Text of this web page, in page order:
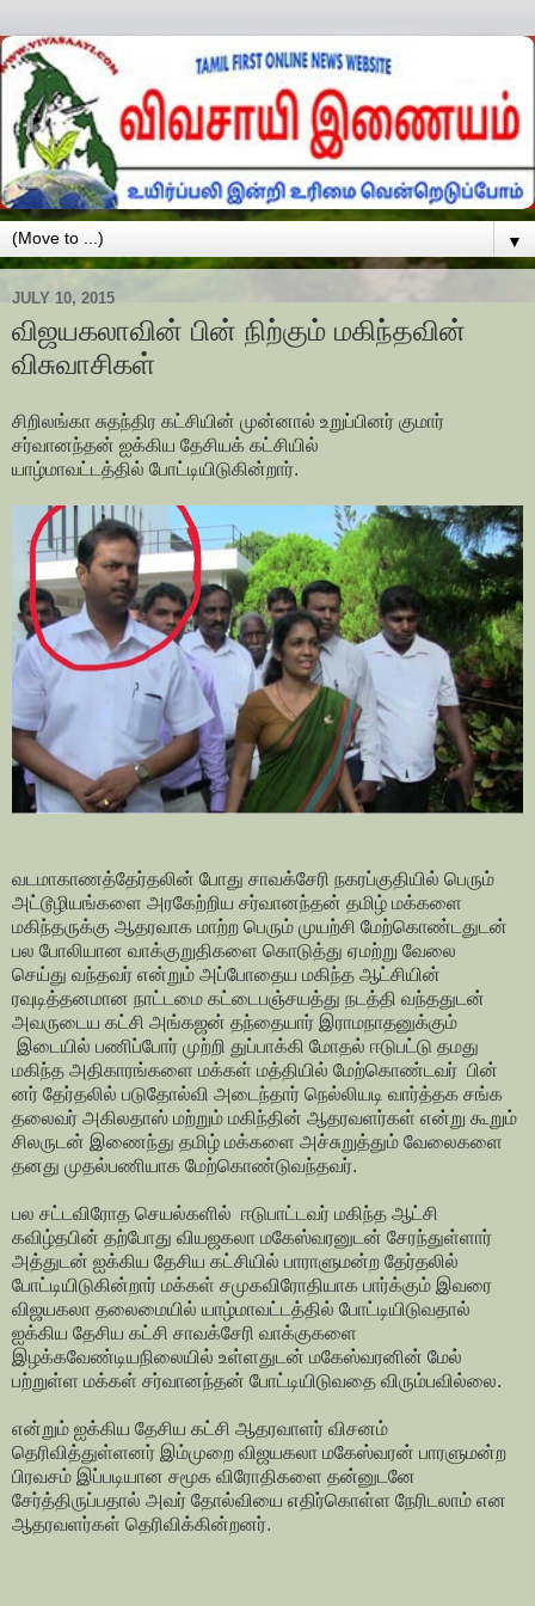
▼
JULY 10, 2015
விஜயகலாவின் பின் நிற்கும் மகிந்தவின்
விசுவாசிகள்
சிறிலங்கா சுதந்திர கட்சியின் முன்னால் உறுப்பினர் குமார்
சர்வானந்தன் ஐக்கிய தேசியக் கட்சியில்
யாழ்மாவட்டத்தில் போட்டியிடுகின்றார்.
வடமாகாணத்தேர்தலின் போது சாவக்சேரி நகரப்குதியில் பெரும்
அட்டூழியங்களை அரகேற்றிய சர்வானந்தன் தமிழ் மக்களை
மகிந்தருக்கு ஆதரவாக மாற்ற பெரும் முயற்சி மேற்கொண்டதுடன்
பல போலியான வாக்குறுதிகளை கொடுத்து ஏமற்று வேலை
செய்து வந்தவர் என்றும் அப்போதைய மகிந்த ஆட்சியின்
ரவுடித்தனமான நாட் டமை கட்டைபஞ்சயத்து நடத்தி வந்ததுடன்
அவருடைய கட்சி அங்கஜன் தந்தையார் இராமநாதனுக்கும்
இடையில் பணிப்போர் முற்றி துப்பாக்கி மோதல் ஈடுபட்டு தமது
மகிந்த அதிகாரங்களை மக்கள் மத்தியில் மேற்கொண்டவர் பின்
னர் தேர்தலில் படுதோல்வி அடைந்தார் நெல்லியடி வார்த்தக சங்க
தலைவர் அகிலதாஸ் மற்றும் மகிந்தின் ஆதரவளர்கள் என்று கூறும்
சிலருடன் இணைந்து தமிழ் மக்களை அச்சுறுத்தும் வேலைகளை
தனது முதல்பணியாக மேற்கொண்டுவந்தவர்.
பல சட்டவிரோத செயல்களில் ஈடுபாட்டவர் மகிந்த ஆட்சி
கவிழ்தபின் தற்போது வியஜகலா மகேஸ்வரனுடன் சேரந்துள்ளார்
அத்துடன் ஐக்கிய தேசிய கட்சியில் பாராளுமன்ற தேர்தலில்
போட்டியிடுகின்றார் மக்கள் சமுகவிரோதியாக பார்க்கும் இவரை
விஜயகலா தலைமையில் யாழ்மாவட்டத்தில் போட்டியிடுவதால்
ஐக்கிய தேசிய கட்சி சாவக்சேரி வாக்குகளை
இழக்கவேண்டியநிலையில் உள்ளதுடன் மகேஸ்வரனின் மேல்
பற்றுள்ள மக்கள் சர்வானந்தன் போட்டியிடுவதை விரும்பவில்லை.
என்றும் ஐக்கிய தேசிய கட்சி ஆதரவாளர் விசனம்
தெரிவித்துள்ளனர் இம்முறை விஜயகலா மகேஸ்வரன் பாரளுமன்ற
பிரவசம் இப்படியான சமூக விரோதிகளை தன்னுடனே
சேர்த்திருப்பதால் அவர் தோல்வியை எதிர்கொள்ள நேரிடலாம் என
ஆதரவளர்கள் தெரிவிக்கின்றனர்.